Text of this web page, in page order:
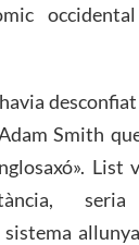
Smith
List
seria